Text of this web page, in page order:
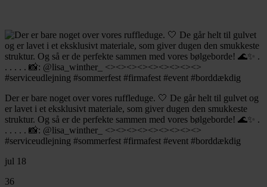
Der er bare noget over vores ruffleduge. 🤍 De går helt til gulvet og
er lavet i et eksklusivt materiale, som giver dugen den smukkeste
struktur. Og så er de perfekte sammen med vores bølgeborde! 🌊✨ .
. . . . . 📸: @lisa_winther_ <><><><><><><><><>
#serviceudlejning #sommerfest #firmafest #event #borddækdig
jul 18
36